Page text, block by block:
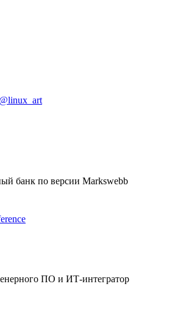
@linux_art
банк по версии Markswebb
ПО и ИТ-интегратор